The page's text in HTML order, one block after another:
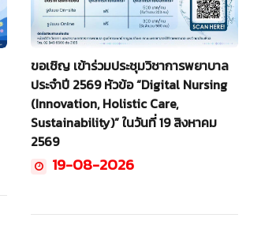
ขอเชิญ เข้าร่วมประชุมวิชาการพยาบาล
ประจำปี 2569 หัวข้อ “Digital Nursing
(Innovation, Holistic Care,
Sustainability)” ในวันที่ 19 สิงหาคม
2569
19-08-2026